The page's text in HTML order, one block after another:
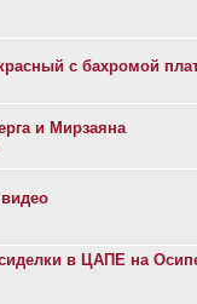
с бахромой
и Мирзаяна
в ЦАПЕ на